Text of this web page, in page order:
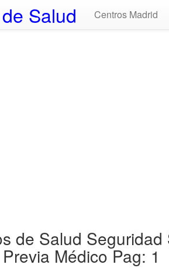
Salud Centros Madrid
de Salud
Médico Pag: 1